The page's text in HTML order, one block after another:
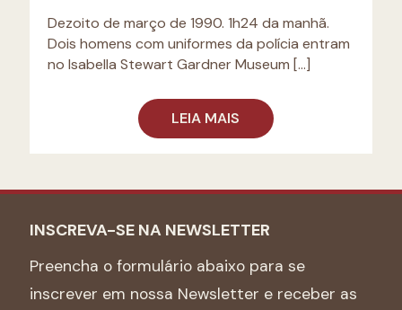
Dezoito de março de 1990. 1h24 da manhã.
Dois homens com uniformes da polícia entram
no Isabella Stewart Gardner Museum […]
LEIA MAIS
INSCREVA-SE NA NEWSLETTER
Preencha o formulário abaixo para se
inscrever em nossa Newsletter e receber as